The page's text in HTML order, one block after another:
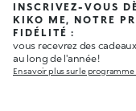
INSCRIVEZ-VOUS
KIKO ME, NOTRE
FIDÉLITÉ :
vous recevrez des
au long de l'année !
En savoir plus sur le programme